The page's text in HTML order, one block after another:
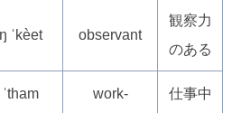
ˈkèet observant
観察力
のある
ˈtham
work-
仕事中